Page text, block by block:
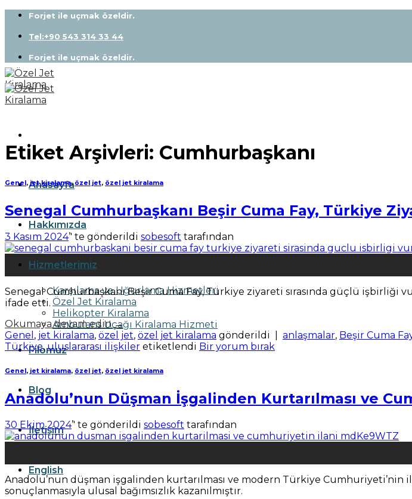
Skip
content
Forjet ile uçmak özeldir.
Tel:+90 543 314 33 44
Forjet ile uçmak özeldir.
Anasayfa
Hakkımızda
Hizmetlerimiz
Karşılama ve Uğurlama Hizmetleri
Özel Jet Kiralama
Helikopter Kiralama
Ambulans Uçağı Kiralama Hizmeti
Filomuz
Blog
İletişim
English
Etiket Arşivleri: Cumhurbaşkanı
Genel , jet kiralama,özel jet, özel jet kiralama
Senegal Cumhurbaşkanı Beşir Cuma Fay, Türkiye
3 Kasım 2024’' te gönderildi sobesoft tarafından
Senegal Cumhurbaşkanı Beşir Cuma Fay, Türkiye ziyareti sırasında güçlü
ifade etti.
Okumaya devam edin→
Genel , jet kiralama, özel jet, özel jet kiralama gönderildi anlaşmalar, Beşir Cuma
Türkiye,uluslararası ilişkiler etiketlendi Bir yorum bırak
Genel , jet kiralama, özel jet, özel jet kiralama
Anadolu’nun Düşman İşgalinden Kurtarılması ve
30 Ekim 2024’' te gönderildi sobesoft tarafından
Anadolu’nun düşman işgalinden kurtarılması ve modern Türkiye Cumhuriyeti’nin
sonuçlanmasıyla ulusal bağımsızlık kazanılmıştır.